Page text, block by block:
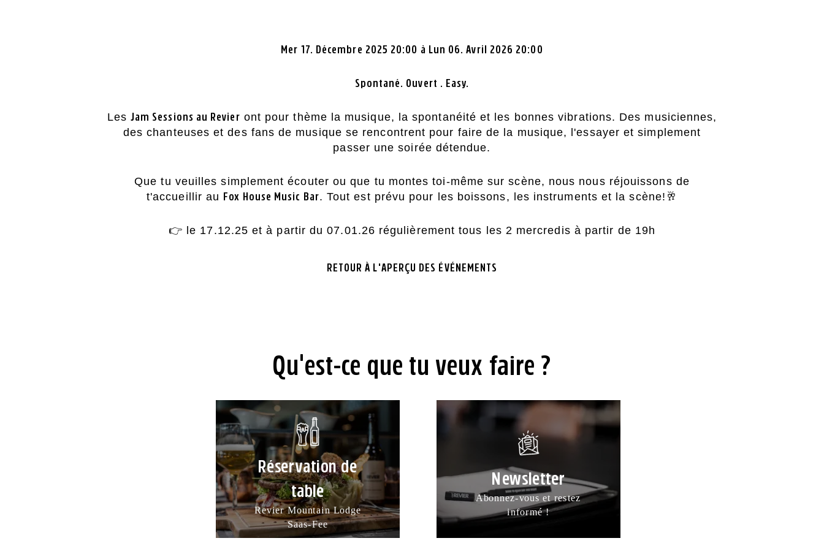
LENZERHEIDE
MONTAFON
SÄNTISPARK SAINT-GALL
PHILOSOPHIE
ARRIVÉE
Mer 17. Décembre 2025 20:00 à Lun 06. Avril 2026 20:00
Spontané. Ouvert . Easy.
Les Jam Sessions au Revier ont pour thème la musique, la spontanéité et les bonnes vibrations. Des musiciennes,
des chanteuses et des fans de musique se rencontrent pour faire de la musique, l'essayer et simplement
passer une soirée détendue.
Que tu veuilles simplement écouter ou que tu montes toi-même sur scène, nous nous réjouissons de
t'accueillir au
Fox House Music Bar. Tout est prévu pour les boissons, les instruments et la scène!🥂
👉 le 17.12.25 et à partir du 07.01.26 régulièrement tous les 2 mercredis à partir de 19h
RETOUR À L'APERÇU DES ÉVÉNEMENTS
Qu'est-ce que tu veux faire ?
Réservation
de
chambres
Revier
Mountain
Lodge
Saas-
Réservation de
table
Revier Mountain Lodge
Saas-Fee
d'achat,
vêtements,
casquettes
Bons
bons
des
Newsletter
Abonnez-vous et restez
informé !